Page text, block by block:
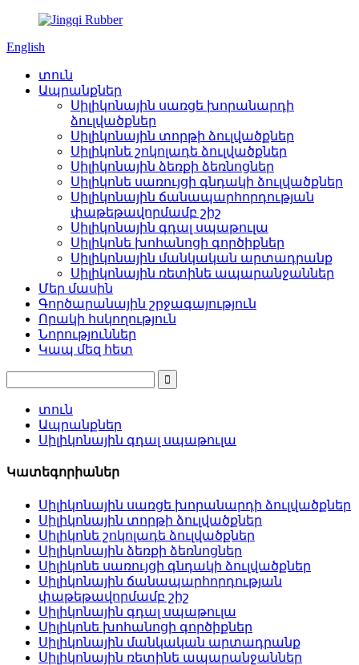
English
տուն
Ապրանքներ
Սիլիկոնային սառցե խորանարդի
ձուլվածքներ
Սիլիկոնային տորթի ձուլվածքներ
Սիլիկոնե շոկոլադե ձուլվածքներ
Սիլիկոնային ձեռքի ձեռնոցներ
Սիլիկոնե սառույցի գնդակի ձուլվածքներ
Սիլիկոնային ճանապարհորդության
փաթեթավորմամբ շիշ
Սիլիկոնային գդալ սպաթուլա
Սիլիկոնե խոհանոցի գործիքներ
Սիլիկոնային մանկական արտադրանք
Սիլիկոնային ռետինե ապարանջաններ
Մեր մասին
Գործարանային շրջագայություն
Որակի հսկողություն
Նորություններ
Կապ մեզ հետ
տուն
Ապրանքներ
Սիլիկոնային գդալ սպաթուլա
Կատեգորիաներ
Սիլիկոնային սառցե խորանարդի ձուլվածքներ
Սիլիկոնային տորթի ձուլվածքներ
Սիլիկոնե շոկոլադե ձուլվածքներ
Սիլիկոնային ձեռքի ձեռնոցներ
Սիլիկոնե սառույցի գնդակի ձուլվածքներ
Սիլիկոնային ճանապարհորդության
փաթեթավորմամբ շիշ
Սիլիկոնային գդալ սպաթուլա
Սիլիկոնե խոհանոցի գործիքներ
Սիլիկոնային մանկական արտադրանք
Սիլիկոնային ռետինե ապարանջաններ